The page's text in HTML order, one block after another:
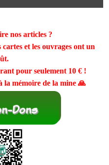
nos articles ?
et les ouvrages ont un
pour seulement 10 €!
mémoire de la mine 🙏